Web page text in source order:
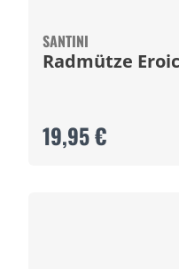
SANTINI
Radmütze
19,95 €